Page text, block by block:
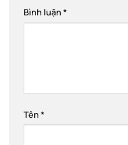
Bình luận *
Tên *